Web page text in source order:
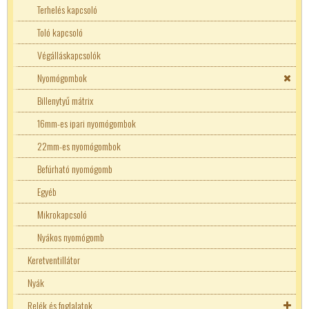
17W ellenállások
1W ellenállások
25W ellenállások
Speciális ellenállások
Fényellenállások
NTC ellenállások
PTC ellenállások
Trimmer
1206 SMD ellenállások
10W ellenállások
Üzemi kondenzátor
Zavarszűrő kondenzátor
Terhelés kapcsoló
Toló kapcsoló
Végálláskapcsolók
Nyomógombok
Billenytyű mátrix
16mm-es ipari nyomógombok
22mm-es nyomógombok
Befúrható nyomógomb
Egyéb
Mikrokapcsoló
Nyákos nyomógomb
Keretventillátor
Nyák
Relék és foglalatok